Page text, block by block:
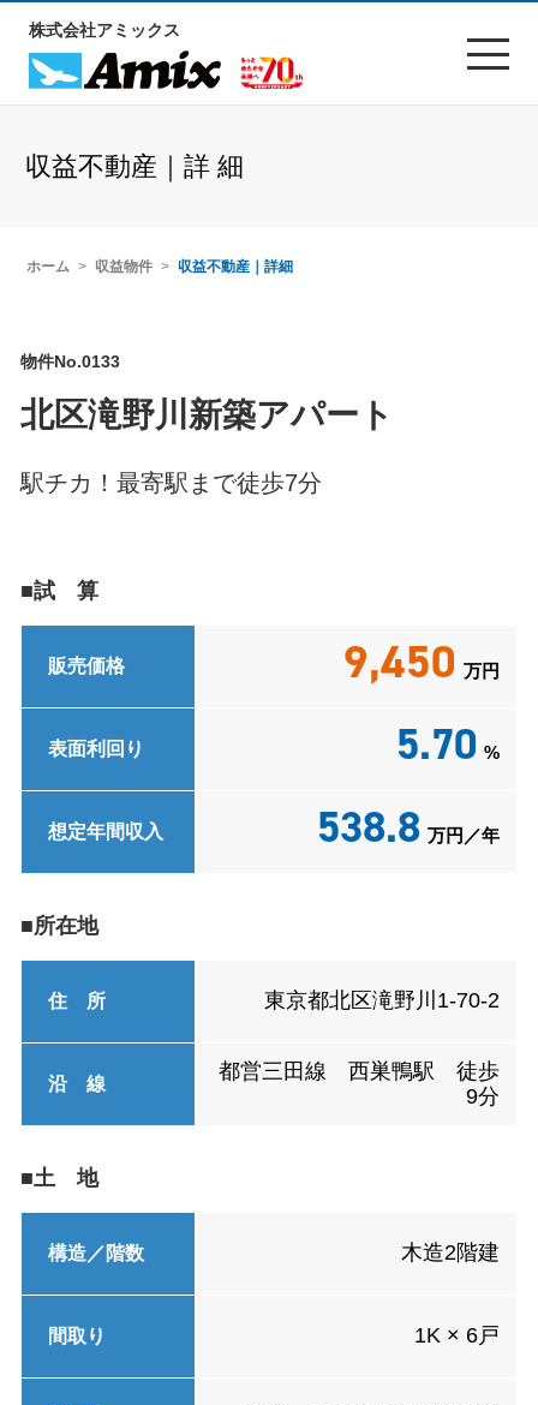
株式会社アミックス
収益不動産｜詳 細
ホーム 収益物件 収益不動産｜詳細
物件No.0133
北区滝野川新築アパート
駅チカ！最寄駅まで徒歩7分
■試 算
販売価格 9,450 万円
表面利回り 5.70 %
想定年間収入 538.8 万円／年
■所在地
住 所 東京都北区滝野川1-70-2
沿 線
都営三田線 西巣鴨駅 徒歩
9分
■土 地
構造／階数 木造2階建
間取り 1K × 6戸